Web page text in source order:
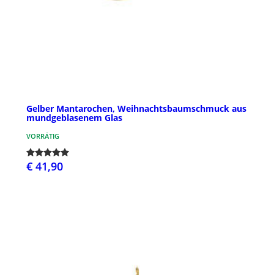
Gelber Mantarochen, Weihnachtsbaumschmuck aus
mundgeblasenem Glas
VORRÄTIG
€ 41,90